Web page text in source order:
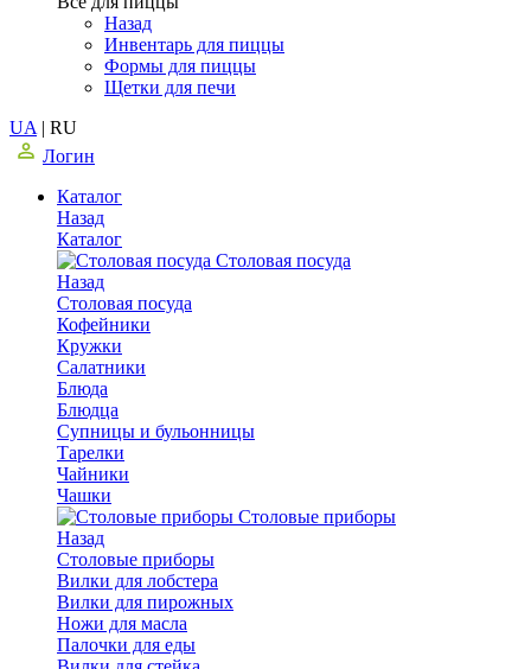
Назад
Инвентарь для пиццы
Формы для пиццы
Щетки для печи
UA | RU
Логин
Каталог
Назад
Каталог
Столовая посуда
Назад
Столовая посуда
Кофейники
Кружки
Салатники
Блюда
Блюдца
Супницы и бульонницы
Тарелки
Чайники
Чашки
Cтоловые приборы
Назад
Cтоловые приборы
Вилки для лобстера
Вилки для пирожных
Ножи для масла
Палочки для еды